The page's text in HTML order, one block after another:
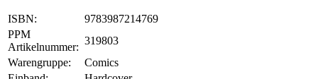
ISBN:
9783987214769
PPM
Artikelnummer:
319803
Warengruppe:
Comics